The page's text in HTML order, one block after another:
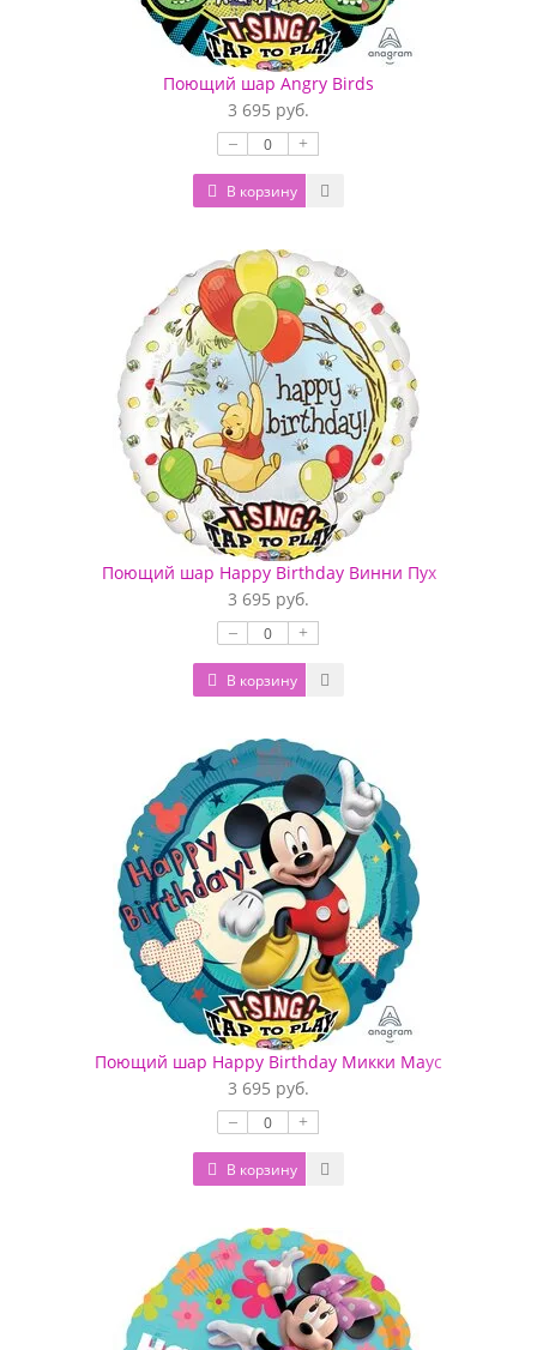
Поющий шар Angry Birds
3 695 руб.
– +
В корзину
Поющий шар Happy Birthday Винни Пух
3 695 руб.
– +
В корзину
Поющий шар Happy Birthday Микки Маус
3 695 руб.
– +
В корзину